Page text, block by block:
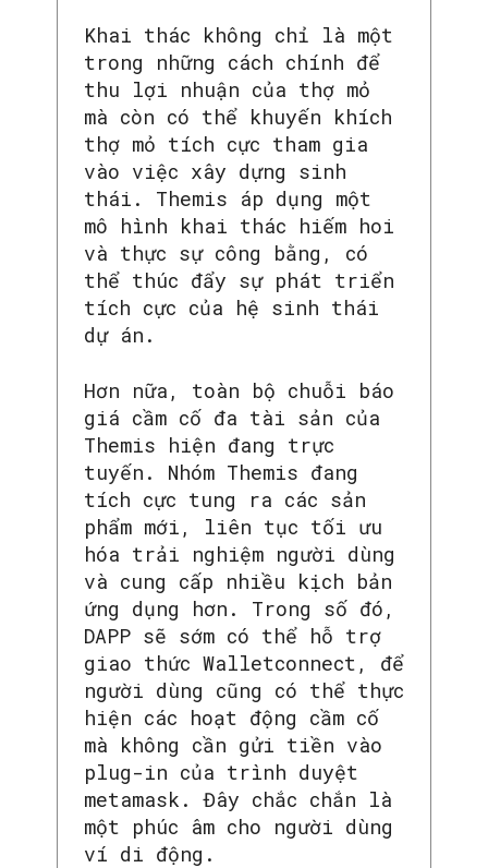
Khai thác không chỉ là một
trong những cách chính để
thu lợi nhuận của thợ mỏ
mà còn có thể khuyến khích
thợ mỏ tích cực tham gia
vào việc xây dựng sinh
thái. Themis áp dụng một
mô hình khai thác hiếm hoi
và thực sự công bằng, có
thể thúc đẩy sự phát triển
tích cực của hệ sinh thái
dự án.
Hơn nữa, toàn bộ chuỗi báo
giá cầm cố đa tài sản của
Themis hiện đang trực
tuyến. Nhóm Themis đang
tích cực tung ra các sản
phẩm mới, liên tục tối ưu
hóa trải nghiệm người dùng
và cung cấp nhiều kịch bản
ứng dụng hơn. Trong số đó,
DAPP sẽ sớm có thể hỗ trợ
giao thức Walletconnect, để
người dùng cũng có thể thực
hiện các hoạt động cầm cố
mà không cần gửi tiền vào
plug-in của trình duyệt
metamask. Đây chắc chắn là
một phúc âm cho người dùng
ví di động.